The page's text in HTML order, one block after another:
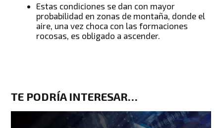
Estas condiciones se dan con mayor
probabilidad en zonas de montaña, donde el
aire, una vez choca con las formaciones
rocosas, es obligado a ascender.
TE PODRÍA INTERESAR…